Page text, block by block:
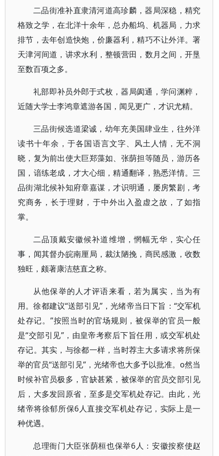
二品街准补直隶清河道高珍麟，器局深稳，精究
格致之学，在北洋十余年，总办船坞、机器局，力求
排节，去年创造快炮，价廉器利，精巧不让外洋。署
天津河间道，讲求水利，整顿营田，数月之间，开垦
至数百项之多。
礼部即补员外郎于式枚，器局阂通，学问渊粹，
近随大学士李鸿章遮游各国，闻见更广，才识尤精。
三品街候选道梁诚，幼年充美国肆业生，往外洋
读书十年余，于各国语言文字、风土人情，无不洞
晓，复为前出使大巨郑藻如、张荫担等随员，游历各
国，谙练老成，才大心细，精通翻译，熟悉洋情。三
品街湖北候补知府章嘉谋，才识明通，屡房繁剧，考
究商务，长于理财，于中外出入盈虚之故，了如指
掌。
二品顶戴安徽候补道维增，惘幅无华，实心任
事，闻其督办皖南厘局，裁汰陋挽，商民感激，收数
独旺，颇著康洁慈直之称。
从他保举的人才评语来看，若为属实，当为有
用。徐都建议“送部引见”，光绪帝当日下旨：“交军机
处存记。”按照当时的官场规则，被保举的官员一般
是“交部引见”，由皇帝考察后下旨任用，或交军机处
存记。其实，与徐都一样，当时荐主大多请求将所保
举的官员“送部引见”，光绪帝也大多予以批准。o然当
时候补官员极多，官缺甚紧，被保举的官员交部引见
后，大多发回原省，至多是交军机处存记。由此，光
绪帝将徐郁所保6人直接交军机处存记，实际上是一
种优遇。
总理衙门大臣张荫桓也保举6人：安徽按察使赵